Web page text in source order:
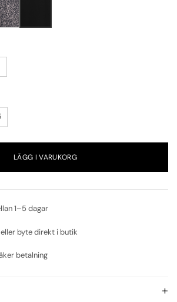
LÄGG I VARUKORG
1–5 dagar
byte direkt i butik
betalning